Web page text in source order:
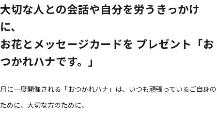
大切な人との会話や自分を労うきっかけ
に、
お花とメッセージカードを プレゼント「お
つかれハナです。」
月に一度開催される「おつかれハナ」は、いつも頑張っているご自身の
ために、大切な方のために、